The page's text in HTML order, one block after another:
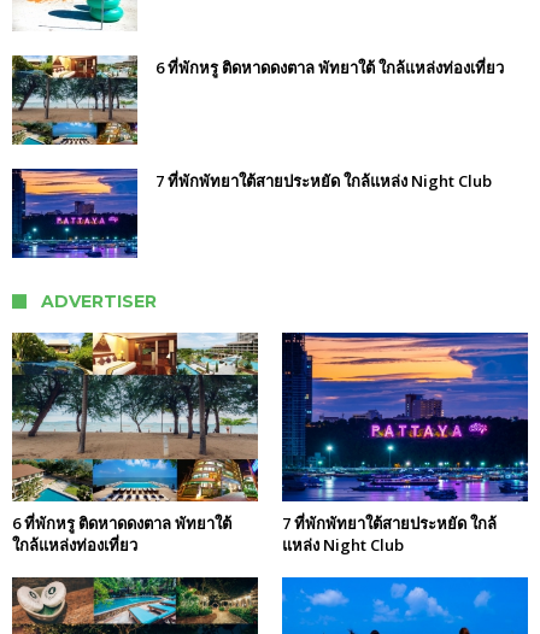
6 ที่พักหรู ติดหาดดงตาล พัทยาใต้ ใกล้แหล่งท่องเที่ยว
7 ที่พักพัทยาใต้สายประหยัด ใกล้แหล่ง Night Club
ADVERTISER
6 ที่พักหรู ติดหาดดงตาล พัทยาใต้
ใกล้แหล่งท่องเที่ยว
7 ที่พักพัทยาใต้สายประหยัด ใกล้
แหล่ง Night Club